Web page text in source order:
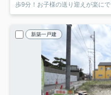
歩9分！お子様の送り迎えが楽に
新築一戸建